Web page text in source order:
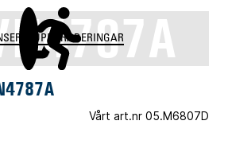
& UPPGRADERINGAR
Vårt art.nr 05.M6807D